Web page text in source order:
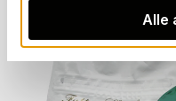
Alle